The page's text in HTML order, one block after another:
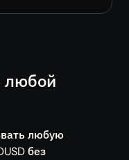
любой
любую
без